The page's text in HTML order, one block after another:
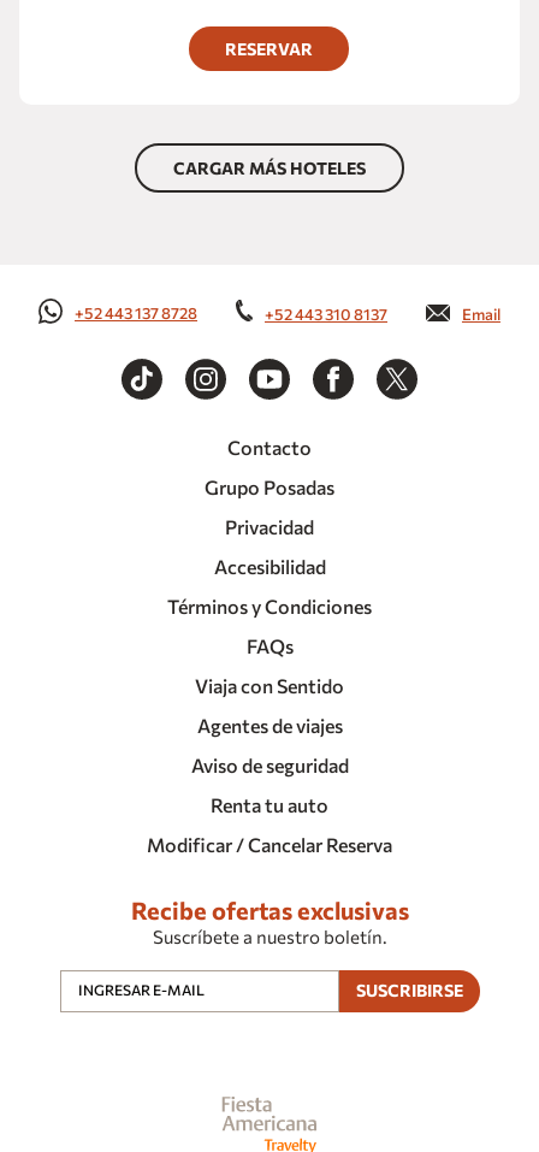
RESERVAR
CARGAR MÁS HOTELES
+52 443 137 8728 +52 443 310 8137 Email
Contacto
Grupo Posadas
Privacidad
Accesibilidad
Términos y Condiciones
FAQs
Viaja con Sentido
Agentes de viajes
Aviso de seguridad
Renta tu auto
Modificar / Cancelar Reserva
Recibe ofertas exclusivas
Suscríbete a nuestro boletín.
SUSCRIBIRSE